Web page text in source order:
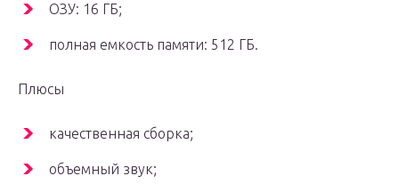
ОЗУ: 16 ГБ;
полная емкость памяти: 512 ГБ.
Плюсы
качественная сборка;
объемный звук;